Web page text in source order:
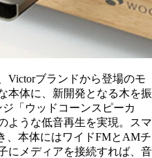
Victorブランドから登場のモ
本体に、新開発となる木を振
「ウッドコーンスピーカ
ような低音再生を実現。スマ
、本体にはワイドFMとAMチ
にメディアを接続すれば、音